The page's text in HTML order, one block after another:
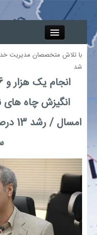
پیوند‌ها
صنعت معدن و تجارت
بیمه و بورس
با تلاش متخصصان مدیریت
شد
انگیزش چاه